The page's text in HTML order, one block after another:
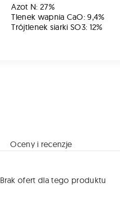
Azot N: 27%
Tlenek wapnia CaO: 9,4%
Trójtlenek siarki SO3: 12%
Oceny i recenzje
Brak ofert dla tego produktu